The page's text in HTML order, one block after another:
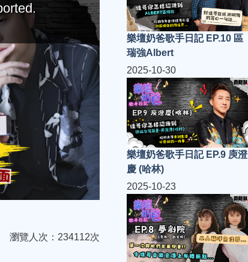
瀏覽人次：234112次
樂壇奶爸歌手日記 EP.10 區
瑞強Albert
2025-10-30
樂壇奶爸歌手日記 EP.9 庾澄
慶 (哈林)
2025-10-23